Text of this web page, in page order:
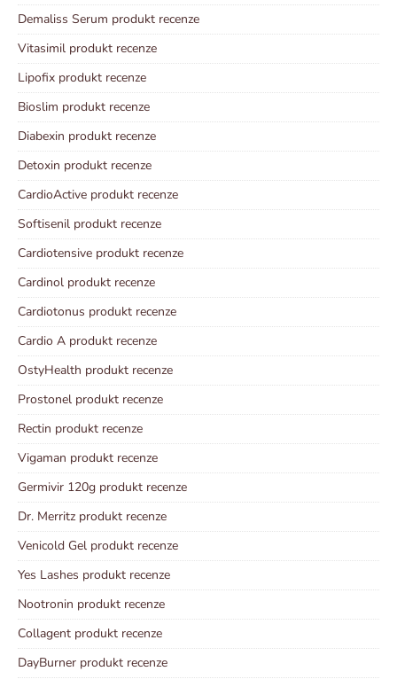
Demaliss Serum produkt recenze
Vitasimil produkt recenze
Lipofix produkt recenze
Bioslim produkt recenze
Diabexin produkt recenze
Detoxin produkt recenze
CardioActive produkt recenze
Softisenil produkt recenze
Cardiotensive produkt recenze
Cardinol produkt recenze
Cardiotonus produkt recenze
Cardio A produkt recenze
OstyHealth produkt recenze
Prostonel produkt recenze
Rectin produkt recenze
Vigaman produkt recenze
Germivir 120g produkt recenze
Dr. Merritz produkt recenze
Venicold Gel produkt recenze
Yes Lashes produkt recenze
Nootronin produkt recenze
Collagent produkt recenze
DayBurner produkt recenze